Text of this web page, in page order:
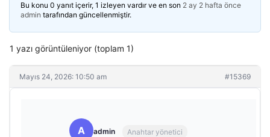
Bu konu 0 yanıt içerir, 1 izleyen vardır ve en son 2 ay 2 hafta önce
admin tarafından güncellenmiştir.
1 yazı görüntüleniyor (toplam 1)
Mayıs 24, 2026: 10:50 am #15369
A admin Anahtar yönetici